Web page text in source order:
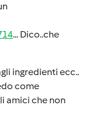
... Dico..che
ingredienti ecc..
come
amici che non